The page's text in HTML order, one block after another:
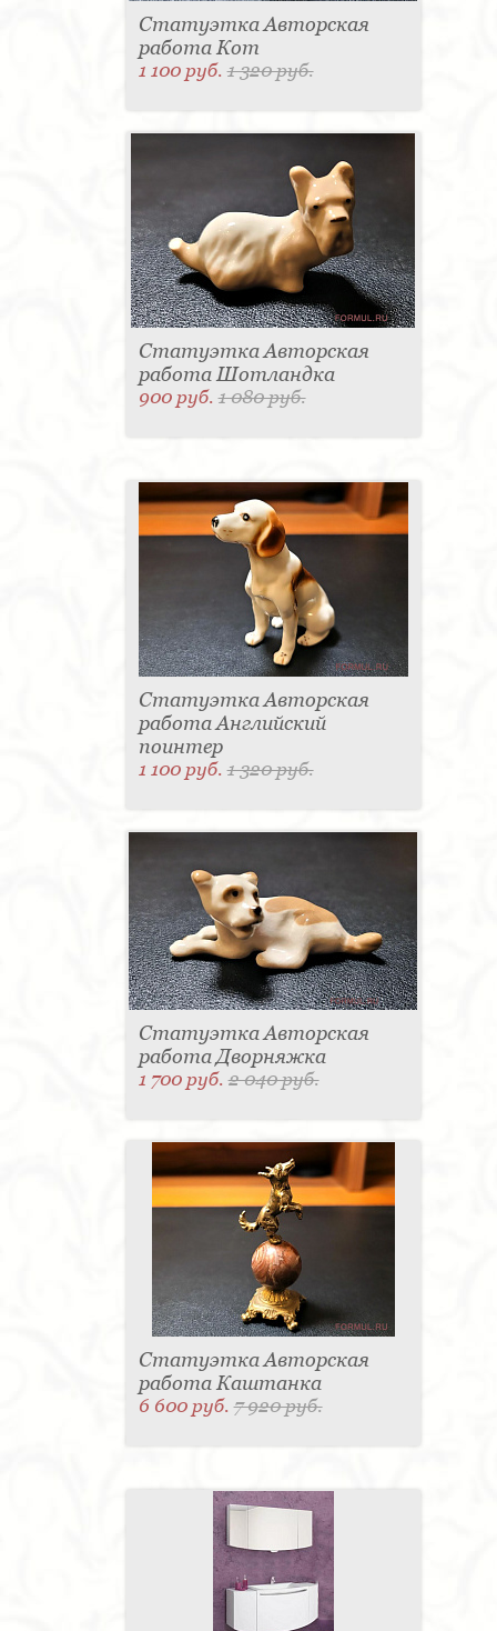
Статуэтка Авторская
работа Кот
1 100 руб.1 320 руб.
Статуэтка Авторская
работа Шотландка
900 руб.1 080 руб.
Статуэтка Авторская
работа Английский
поинтер
1 100 руб.1 320 руб.
Статуэтка Авторская
работа Дворняжка
1 700 руб.2 040 руб.
Статуэтка Авторская
работа Каштанка
6 600 руб.7 920 руб.